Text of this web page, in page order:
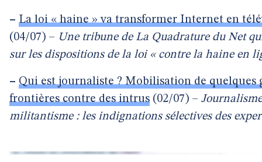
– La loi « haine » va transformer Internet en
(04/07) – Une tribune de La Quadrature du Net
sur les dispositions de la loi « contre la haine en
– Qui est journaliste ? Mobilisation de quelques
frontières contre des intrus (02/07) –
militantisme : les indignations sélectives des